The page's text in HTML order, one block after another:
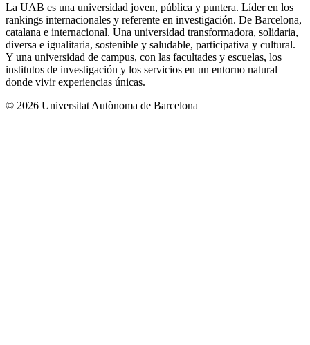
La UAB es una universidad joven, pública y puntera. Líder en los
rankings internacionales y referente en investigación. De Barcelona,
catalana e internacional. Una universidad transformadora, solidaria,
diversa e igualitaria, sostenible y saludable, participativa y cultural.
Y una universidad de campus, con las facultades y escuelas, los
institutos de investigación y los servicios en un entorno natural
donde vivir experiencias únicas.
© 2026 Universitat Autònoma de Barcelona